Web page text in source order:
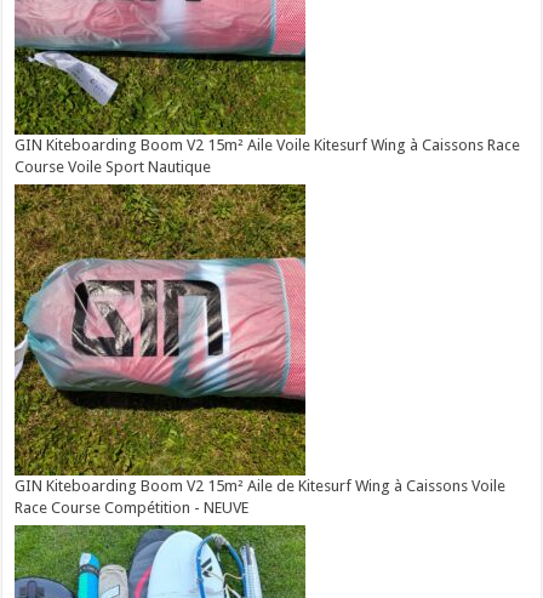
GIN Kiteboarding Boom V2 15m² Aile Voile Kitesurf Wing à Caissons Race
Course Voile Sport Nautique
GIN Kiteboarding Boom V2 15m² Aile de Kitesurf Wing à Caissons Voile
Race Course Compétition - NEUVE